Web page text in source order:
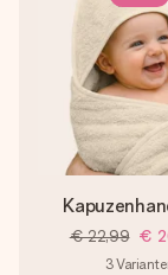
€ 22,99 €
3